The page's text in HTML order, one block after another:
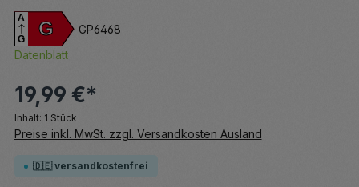
G
A
G
GP6468
Datenblatt
19,99 €*
Inhalt: 1 Stück
Preise inkl. MwSt. zzgl. Versandkosten Ausland
🇩🇪 versandkostenfrei